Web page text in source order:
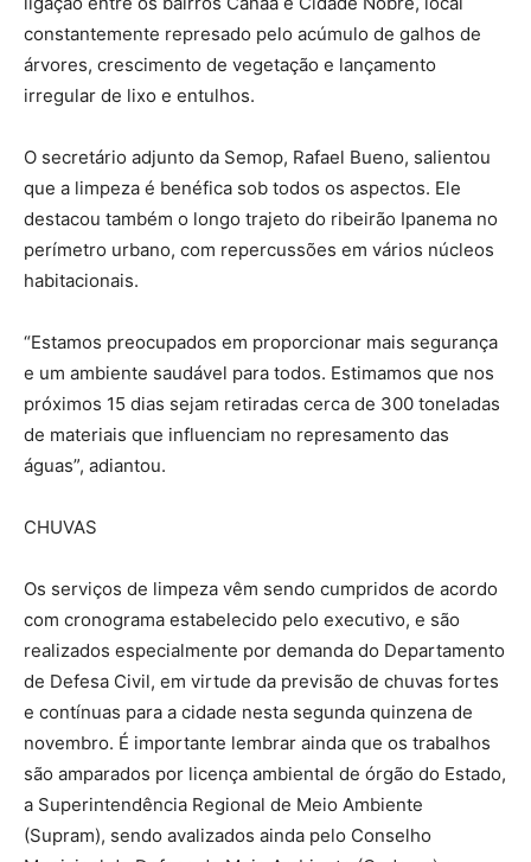
constantemente represado pelo acúmulo de galhos de
árvores, crescimento de vegetação e lançamento
irregular de lixo e entulhos.
O secretário adjunto da Semop, Rafael Bueno, salientou
que a limpeza é benéfica sob todos os aspectos. Ele
destacou também o longo trajeto do ribeirão Ipanema no
perímetro urbano, com repercussões em vários núcleos
habitacionais.
“Estamos preocupados em proporcionar mais segurança
e um ambiente saudável para todos. Estimamos que nos
próximos 15 dias sejam retiradas cerca de 300 toneladas
de materiais que influenciam no represamento das
águas”, adiantou.
CHUVAS
Os serviços de limpeza vêm sendo cumpridos de acordo
com cronograma estabelecido pelo executivo, e são
realizados especialmente por demanda do Departamento
de Defesa Civil, em virtude da previsão de chuvas fortes
e contínuas para a cidade nesta segunda quinzena de
novembro. É importante lembrar ainda que os trabalhos
são amparados por licença ambiental de órgão do Estado,
a Superintendência Regional de Meio Ambiente
(Supram), sendo avalizados ainda pelo Conselho